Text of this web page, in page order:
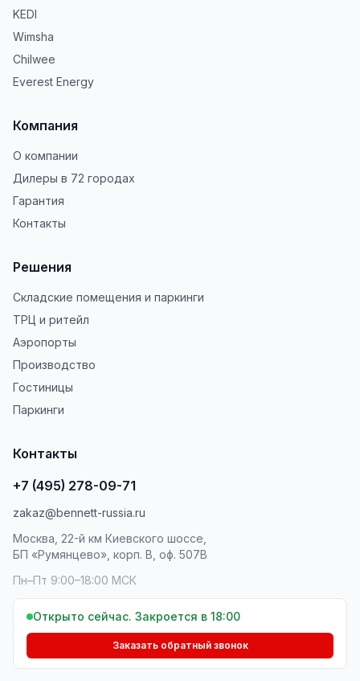
KEDI
Wimsha
Chilwee
Everest Energy
Компания
О компании
Дилеры в 72 городах
Гарантия
Контакты
Решения
Складские помещения и паркинги
ТРЦ и ритейл
Аэропорты
Производство
Гостиницы
Паркинги
Контакты
+7 (495) 278-09-71
zakaz@bennett-russia.ru
Москва, 22-й км Киевского шоссе,
БП «Румянцево», корп. В, оф. 507В
Пн–Пт 9:00–18:00 МСК
Открыто сейчас. Закроется в 18:00
Заказать обратный звонок